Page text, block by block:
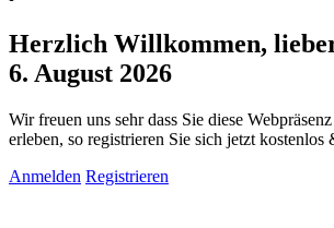
Herzlich Willkommen,
6. August 2026
Wir freuen uns sehr dass Sie diese
erleben, so registrieren Sie sich jetzt
Anmelden Registrieren